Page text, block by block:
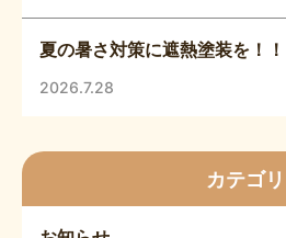
夏の暑さ対策に遮熱塗装を！！
2026.7.28
カテゴリ